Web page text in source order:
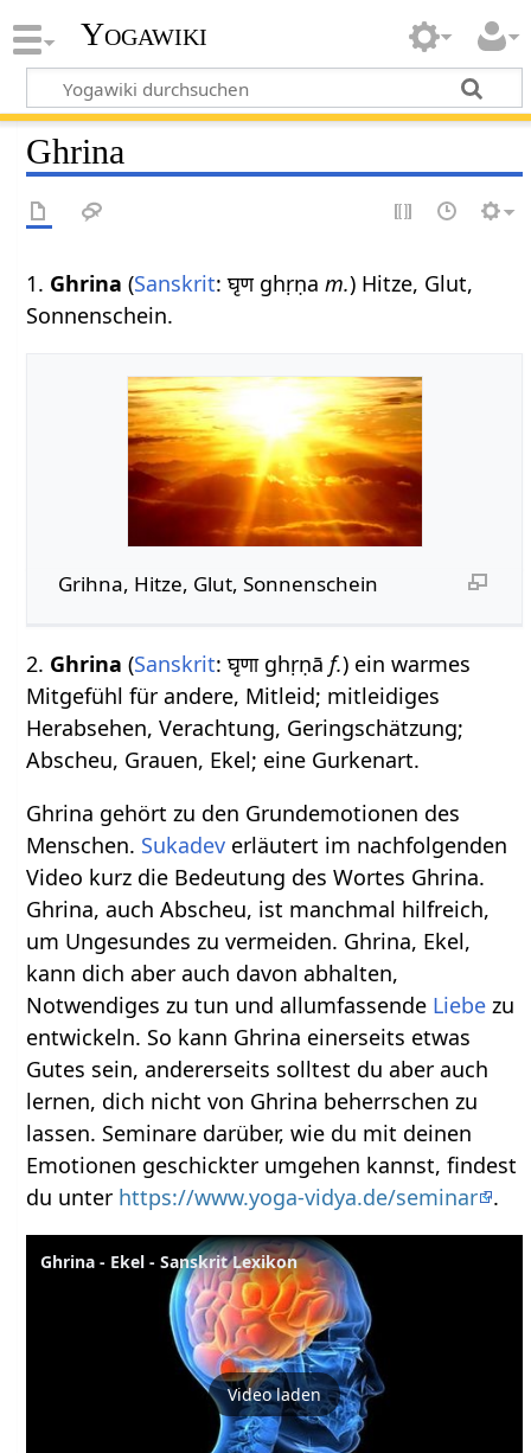
Yogawiki
Ghrina
1. Ghrina (Sanskrit: घृण ghṛṇam.) Hitze, Glut,
Sonnenschein.
Grihna, Hitze, Glut, Sonnenschein
2. Ghrina (Sanskrit: घृणा ghṛṇāf.) ein warmes
Mitgefühl für andere, Mitleid; mitleidiges
Herabsehen, Verachtung, Geringschätzung;
Abscheu, Grauen, Ekel; eine Gurkenart.
Ghrina gehört zu den Grundemotionen des
Menschen. Sukadev erläutert im nachfolgenden
Video kurz die Bedeutung des Wortes Ghrina.
Ghrina, auch Abscheu, ist manchmal hilfreich,
um Ungesundes zu vermeiden. Ghrina, Ekel,
kann dich aber auch davon abhalten,
Notwendiges zu tun und allumfassende Liebe zu
entwickeln. So kann Ghrina einerseits etwas
Gutes sein, andererseits solltest du aber auch
lernen, dich nicht von Ghrina beherrschen zu
lassen. Seminare darüber, wie du mit deinen
Emotionen geschickter umgehen kannst, findest
du unter https://www.yoga-vidya.de/seminar .
Ghrina - Ekel - Sanskrit Lexikon
Video laden